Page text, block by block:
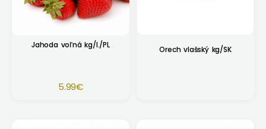
Jahoda voľná kg/I./PL
5.99€
Orech vlašský kg/SK